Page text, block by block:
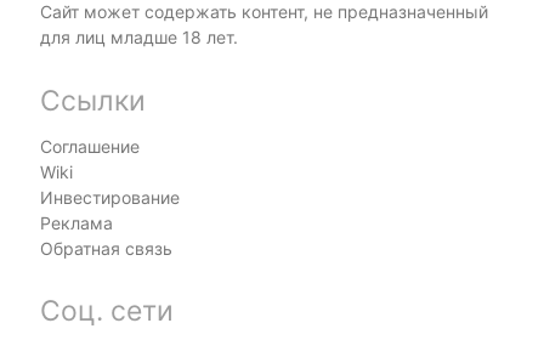
Сайт может содержать контент, не предназначенный
для лиц младше 18 лет.
Ссылки
Соглашение
Wiki
Инвестирование
Реклама
Обратная связь
Соц. сети